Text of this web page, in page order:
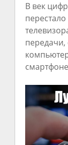
В век